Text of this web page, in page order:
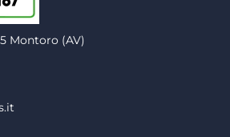
Montoro (AV)